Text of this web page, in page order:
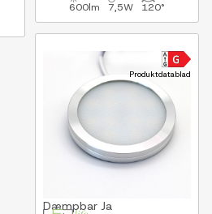
600lm 7,5W 120°
Produktdatablad
Dæmpbar Ja